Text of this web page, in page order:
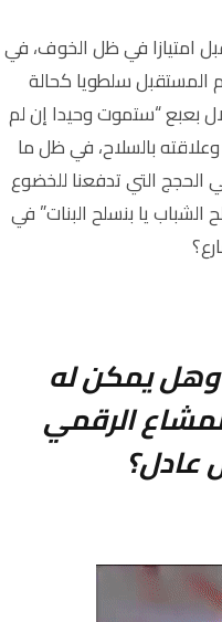
امتيازا في ظل الخوف، في
سلطويا كحالة
بعبع “ستموت وحيدا إن لم
بالسلاح، في ظل ما
التي تدفعنا للخضوع
يا بنسلح البنات” في
وهل يمكن له
الرقمي
عادل؟